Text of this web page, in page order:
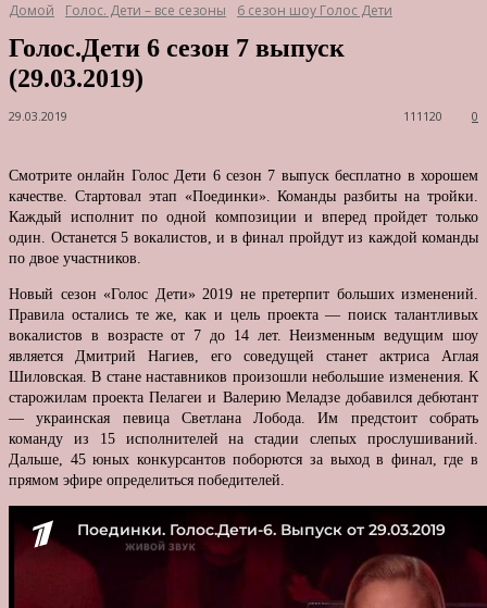
Домой Голос. Дети – все сезоны 6 сезон шоу Голос Дети
Голос.Дети 6 сезон 7 выпуск
(29.03.2019)
29.03.2019 0
111120
Смотрите онлайн Голос Дети 6 сезон 7 выпуск бесплатно в хорошем
качестве. Стартовал этап «Поединки». Команды разбиты на тройки.
Каждый исполнит по одной композиции и вперед пройдет только
один. Останется 5 вокалистов, и в финал пройдут из каждой команды
по двое участников.
Новый сезон «Голос Дети» 2019 не претерпит больших изменений.
Правила остались те же, как и цель проекта — поиск талантливых
вокалистов в возрасте от 7 до 14 лет. Неизменным ведущим шоу
является Дмитрий Нагиев, его соведущей станет актриса Аглая
Шиловская. В стане наставников произошли небольшие изменения. К
старожилам проекта Пелагеи и Валерию Меладзе добавился дебютант
— украинская певица Светлана Лобода. Им предстоит собрать
команду из 15 исполнителей на стадии слепых прослушиваний.
Дальше, 45 юных конкурсантов поборются за выход в финал, где в
прямом эфире определиться победителей.